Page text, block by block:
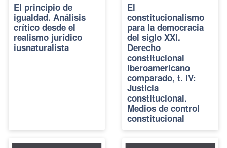
El principio de
igualdad. Análisis
crítico desde el
realismo jurídico
iusnaturalista
El
constitucionalismo
para la democracia
del siglo XXI.
Derecho
constitucional
iberoamericano
comparado, t. IV:
Justicia
constitucional.
Medios de control
constitucional